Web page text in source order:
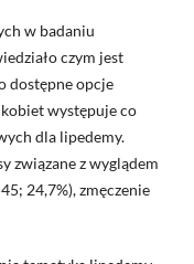
w badaniu
czym jest
dostępne opcje
występuje co
dla lipedemy.
związane z wyglądem
24,7%), zmęczenie